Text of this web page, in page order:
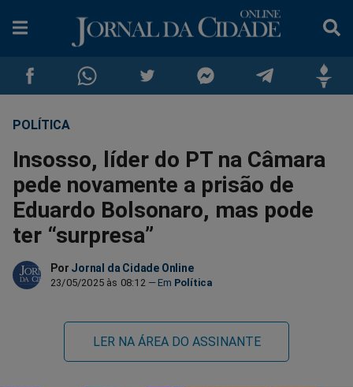
Compartilhar
no
Facebook
Compartilhar
no
Whatsapp
no
Twitter
no
Messenger
no
Telegram
no
Gettr
POLÍTICA
Insosso, líder do PT na Câmara
pede novamente a prisão de
Eduardo Bolsonaro, mas pode
ter “surpresa”
Por Jornal da Cidade Online
23/05/2025 às 08:12 Política
LER NA ÁREA DO ASSINANTE